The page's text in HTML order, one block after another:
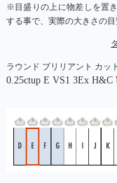
※目盛りの上に物差しを置
する事で、実際の大きさの目
ラウンド ブリリアント カット
0.25ctup E VS1 3Ex H&C